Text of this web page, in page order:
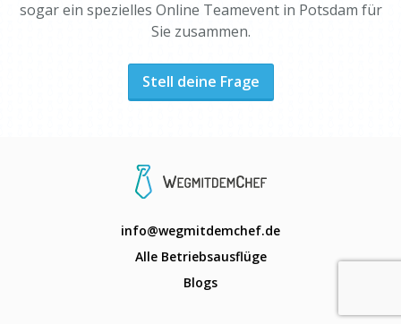
sogar ein spezielles Online Teamevent in Potsdam für
Sie zusammen.
Stell deine Frage
info@wegmitdemchef.de
Alle Betriebsausflüge
Blogs